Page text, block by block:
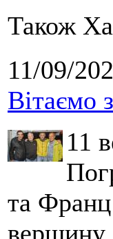
Також
11/09/
Вітаємо
11
та
вершину